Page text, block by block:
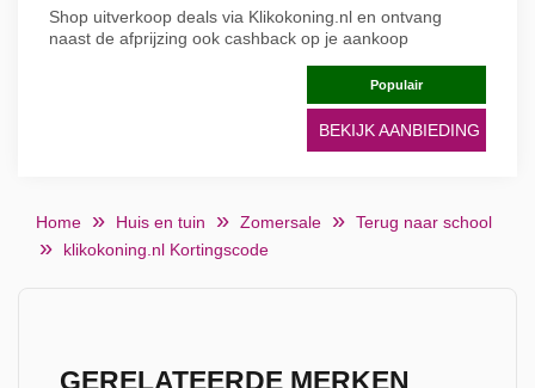
Shop uitverkoop deals via Klikokoning.nl en ontvang
naast de afprijzing ook cashback op je aankoop
Populair
BEKIJK AANBIEDING
Home Huis en tuin Zomersale
Terug naar school
klikokoning.nl Kortingscode
GERELATEERDE MERKEN